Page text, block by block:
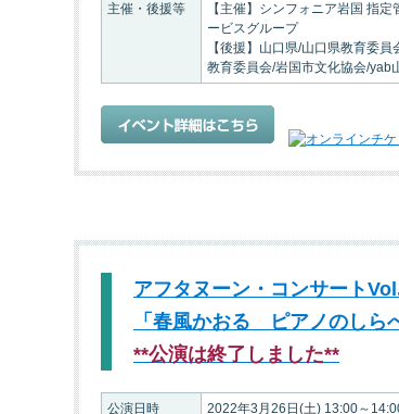
主催・後援等
【主催】シンフォニア岩国 指
ービスグループ
【後援】山口県/山口県教育委
教育委員会/岩国市文化協会/yab
アフタヌーン・コンサート
「春風かおる ピアノのしら
**公演は終了しました**
公演日時 2022年3月26日(土) 13:00～